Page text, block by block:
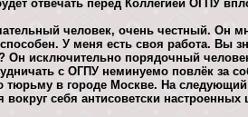
отвечать перед Коллегией ОГПУ
человек, очень честный. Он
У меня есть своя работа. Вы
Он исключительно порядочный
с ОГПУ неминуемо повлёк за
в городе Москве. На следующий
себя антисоветски